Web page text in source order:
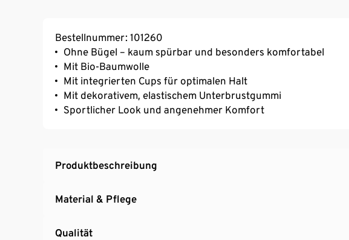
Bestellnummer: 101260
Ohne Bügel – kaum spürbar und besonders komfortabel
Mit Bio-Baumwolle
Mit integrierten Cups für optimalen Halt
Mit dekorativem, elastischem Unterbrustgummi
Sportlicher Look und angenehmer Komfort
Produktbeschreibung
Material & Pflege
Qualität